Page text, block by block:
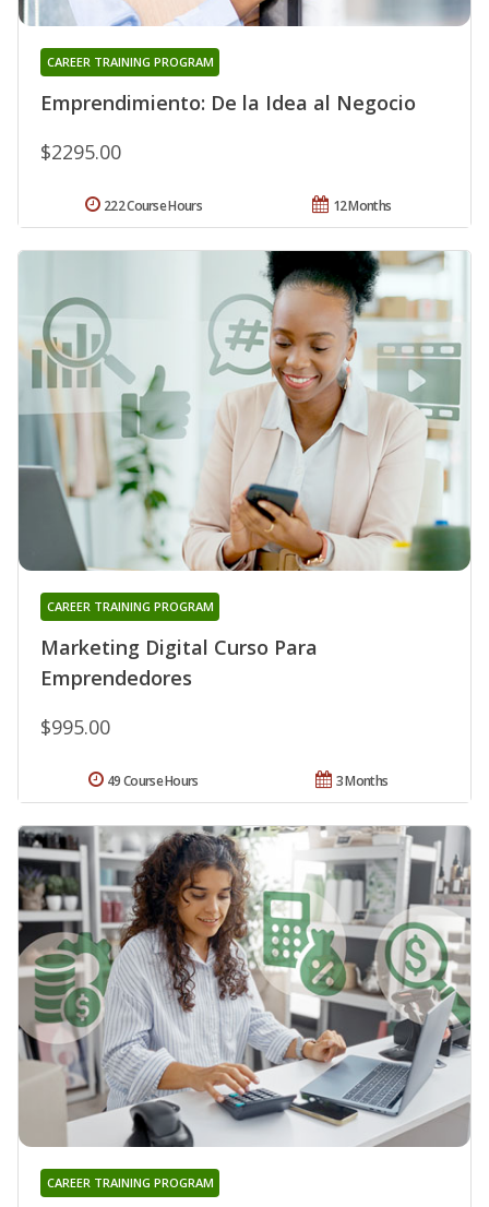
Emprendimiento: De la Idea al Negocio
CAREER TRAINING PROGRAM
$2295.00
12 Months
222 Course Hours
Marketing Digital Curso Para
Emprendedores
CAREER TRAINING PROGRAM
$995.00
3 Months
49 Course Hours
CAREER TRAINING PROGRAM